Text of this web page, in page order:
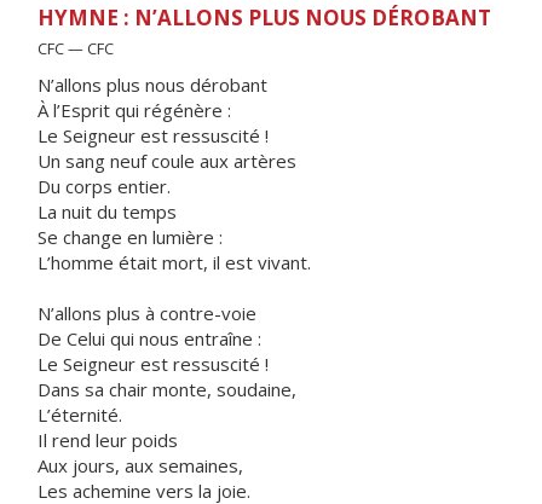
HYMNE : N’ALLONS PLUS NOUS DÉROBANT
CFC — CFC
N’allons plus nous dérobant
À l’Esprit qui régénère :
Le Seigneur est ressuscité !
Un sang neuf coule aux artères
Du corps entier.
La nuit du temps
Se change en lumière :
L’homme était mort, il est vivant.
N’allons plus à contre-voie
De Celui qui nous entraîne :
Le Seigneur est ressuscité !
Dans sa chair monte, soudaine,
L’éternité.
Il rend leur poids
Aux jours, aux semaines,
Les achemine vers la joie.